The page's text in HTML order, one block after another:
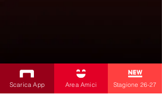
Scarica App Area Amici Stagione 26-27